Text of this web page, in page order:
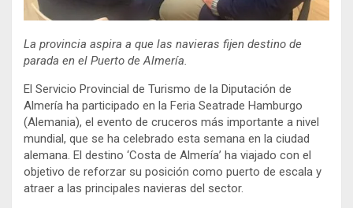
La provincia aspira a que las navieras fijen destino de
parada en el Puerto de Almería.
El Servicio Provincial de Turismo de la Diputación de
Almería ha participado en la Feria Seatrade Hamburgo
(Alemania), el evento de cruceros más importante a nivel
mundial, que se ha celebrado esta semana en la ciudad
alemana. El destino ‘Costa de Almería’ ha viajado con el
objetivo de reforzar su posición como puerto de escala y
atraer a las principales navieras del sector.